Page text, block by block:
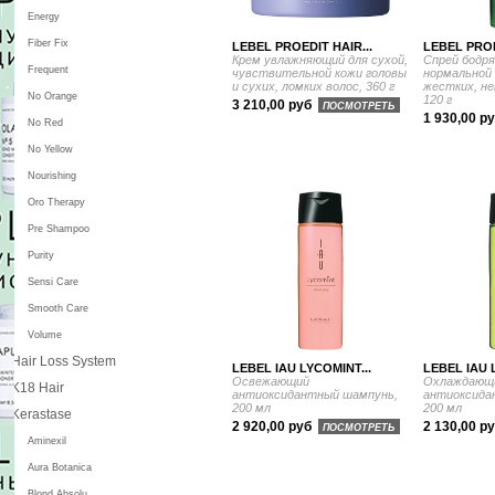
LEBEL PROEDIT HAIR...
Крем увлажняющий для сухой,
чувствительной кожи головы
и сухих, ломких волос, 360 г
3 210,00 руб ПОСМОТРЕТЬ
LEBEL
Спрей
нормальной
жестких,
120 г
1 930,00
LEBEL IAU LYCOMINT...
Освежающий
антиоксидантный шампунь,
200 мл
2 920,00 руб ПОСМОТРЕТЬ
LEBEL IAU
200 мл
2 130,00
Energy
Fiber Fix
Frequent
No Orange
No Red
No Yellow
Nourishing
Oro Therapy
Pre Shampoo
Purity
Sensi Care
Smooth Care
Volume
Hair Loss System
K18 Hair
Kerastase
Aminexil
Aura Botanica